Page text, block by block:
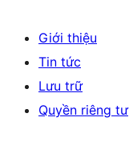
Giới thiệu
Tin tức
Lưu trữ
Quyền riêng tư